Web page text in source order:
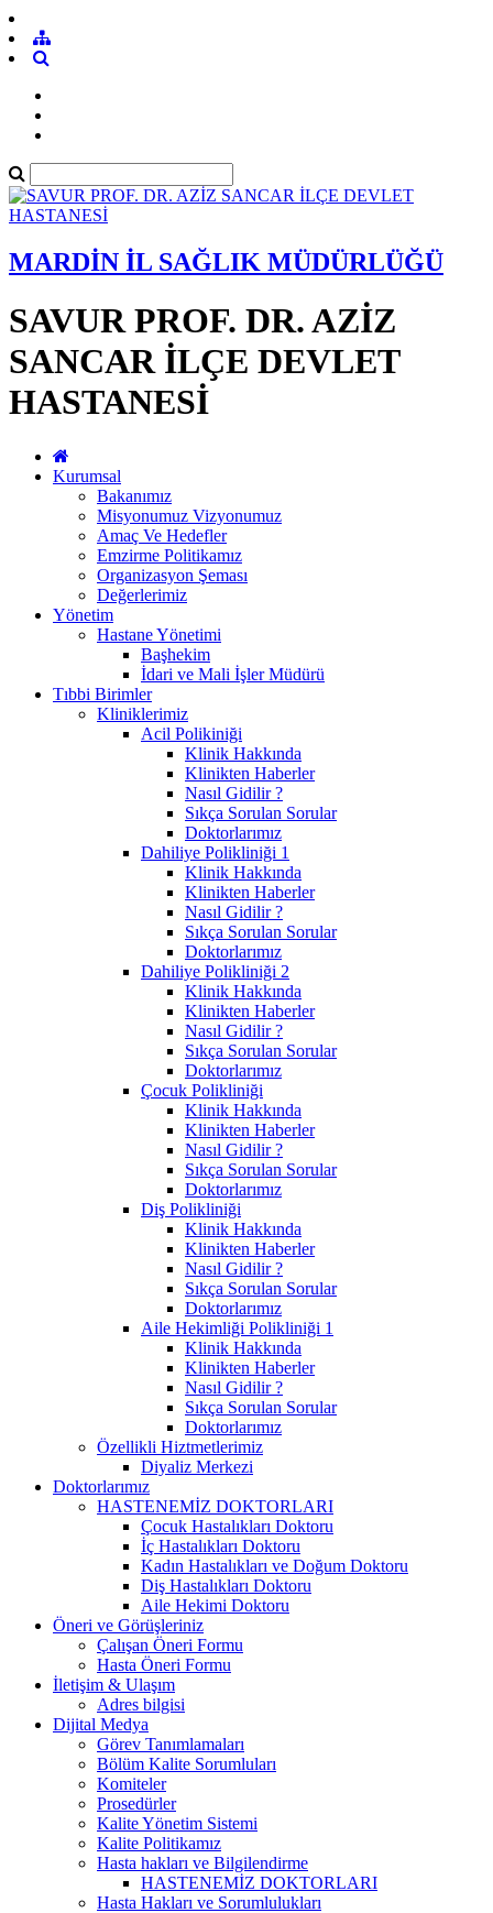
MARDİN İL SAĞLIK MÜDÜRLÜĞÜ
SAVUR PROF. DR. AZİZ
SANCAR İLÇE DEVLET
HASTANESİ
Kurumsal
Bakanımız
Misyonumuz Vizyonumuz
Amaç Ve Hedefler
Emzirme Politikamız
Organizasyon Şeması
Değerlerimiz
Yönetim
Hastane Yönetimi
Başhekim
İdari ve Mali İşler Müdürü
Tıbbi Birimler
Kliniklerimiz
Acil Polikiniği
Klinik Hakkında
Klinikten Haberler
Nasıl Gidilir ?
Sıkça Sorulan Sorular
Doktorlarımız
Dahiliye Polikliniği 1
Klinik Hakkında
Klinikten Haberler
Nasıl Gidilir ?
Sıkça Sorulan Sorular
Doktorlarımız
Dahiliye Polikliniği 2
Klinik Hakkında
Klinikten Haberler
Nasıl Gidilir ?
Sıkça Sorulan Sorular
Doktorlarımız
Çocuk Polikliniği
Klinik Hakkında
Klinikten Haberler
Nasıl Gidilir ?
Sıkça Sorulan Sorular
Doktorlarımız
Diş Polikliniği
Klinik Hakkında
Klinikten Haberler
Nasıl Gidilir ?
Sıkça Sorulan Sorular
Doktorlarımız
Aile Hekimliği Polikliniği 1
Klinik Hakkında
Klinikten Haberler
Nasıl Gidilir ?
Sıkça Sorulan Sorular
Doktorlarımız
Özellikli Hiztmetlerimiz
Diyaliz Merkezi
Doktorlarımız
HASTENEMİZ DOKTORLARI
Çocuk Hastalıkları Doktoru
İç Hastalıkları Doktoru
Kadın Hastalıkları ve Doğum Doktoru
Diş Hastalıkları Doktoru
Aile Hekimi Doktoru
Öneri ve Görüşleriniz
Çalışan Öneri Formu
Hasta Öneri Formu
İletişim & Ulaşım
Adres bilgisi
Dijital Medya
Görev Tanımlamaları
Bölüm Kalite Sorumluları
Komiteler
Prosedürler
Kalite Yönetim Sistemi
Kalite Politikamız
Hasta hakları ve Bilgilendirme
HASTENEMİZ DOKTORLARI
Hasta Hakları ve Sorumlulukları